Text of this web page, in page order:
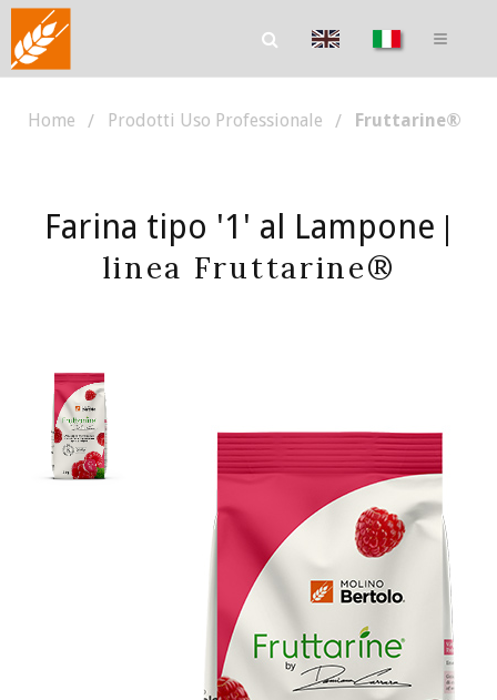
Home Prodotti Uso Professionale Fruttarine®
Farina tipo '1' al Lampone |
linea Fruttarine®